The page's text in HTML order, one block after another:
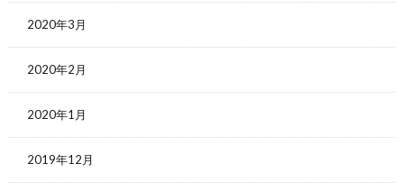
2020年3月
2020年2月
2020年1月
2019年12月